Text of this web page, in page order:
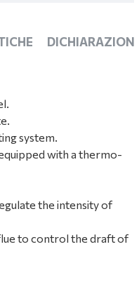
system.
with a thermo-
the intensity of
to control the draft of